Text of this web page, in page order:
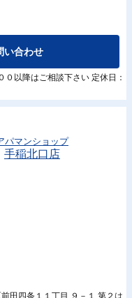
い合わせ
以降はご相談下さい 定休日：
パマンショップ
手稲北口店
田四条１１丁目 ９－１ 第２は